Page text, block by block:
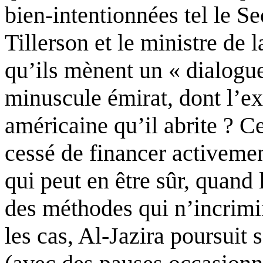
bien-intentionnées tel le
Tillerson et le ministre de
qu’ils mènent un «
minuscule émirat, dont
américaine qu’il abrite ?
cessé de financer
qui peut en être sûr, quand
des méthodes qui
les cas, Al-Jazira poursuit